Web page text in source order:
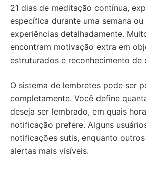
21 dias de meditação contínua,
específica durante uma semana
experiências detalhadamente.
encontram motivação extra em
estruturados e reconhecimento de
O sistema de lembretes pode ser
completamente. Você define
deseja ser lembrado, em quais
notificação prefere. Alguns
notificações sutis, enquanto
alertas mais visíveis.